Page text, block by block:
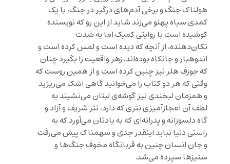
هولناک جنگ و برخی آدم‌های درگیر در جنگ، با یک
کمدی سیاه پهلو می‌زند شاید از این رو که نویسنده
کوشیده است با روایتی کمیک اما به شدت
تکان‌دهنده، از آنچه که دیده است و لمس کرده است و
اندوهبار و جانکاه بوده‌اند، زهر واقعیت را بگیرد چنان
که جوزف هلر نیز چنین کرده است و از همین روست که
وقتی که هر دو کتاب را می‌خوانید گاهی اشک می‌ریزید
و همزمان لبخندی نیز گوشه‌ی لبتان می‌نشیند به
لطف آن اعجازآمیزی نثری که دارد، نثر شریف و آزاد و
گاه دلسوزانه و پدرانه‌ای که به یادتان می‌آورد که به
راستی دنیا نباید اینقدر جدی و سهمناک پیش می‌رفت
و جان انسان چنین به قربانگاه مخوف جنگ‌ها و
ستیزها سپرده می‌شد.